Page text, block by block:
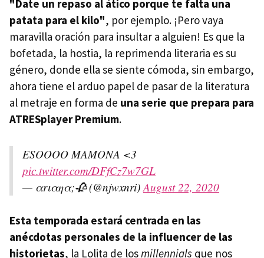
"Date un repaso al ático porque te falta una
patata para el kilo", por ejemplo. ¡Pero vaya
maravilla oración para insultar a alguien! Es que la
bofetada, la hostia, la reprimenda literaria es su
género, donde ella se siente cómoda, sin embargo,
ahora tiene el arduo papel de pasar de la literatura
al metraje en forma de una serie que prepara para
ATRESplayer Premium.
ESOOOO MAMONA <3
pic.twitter.com/DFfCz7w7GL
— αrιαηα;🥀 (@njwxnri) August 22, 2020
Esta temporada estará centrada en las
anécdotas personales de la influencer de las
historietas, la Lolita de losmillennials que nos